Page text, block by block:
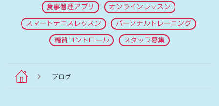
食事管理アプリ オンラインレッスン
スマートテニスレッスン パーソナルトレーニング
糖質コントロール スタッフ募集
ブログ